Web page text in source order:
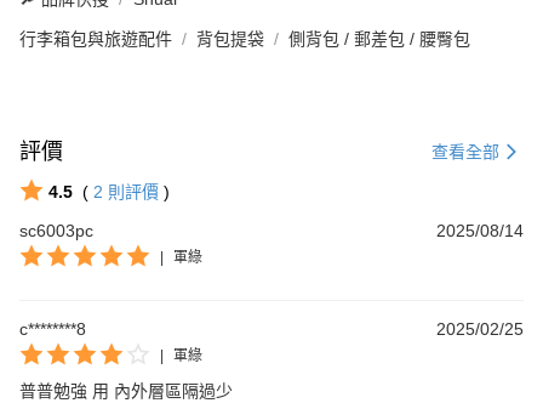
行李箱包與旅遊配件 背包提袋 側背包 / 郵差包 / 腰臀包
評價 查看全部
4.5 ( 2 則評價 )
sc6003pc
2025/08/14
軍綠
c********8 2025/02/25
軍綠
普普勉強 用 內外層區隔過少